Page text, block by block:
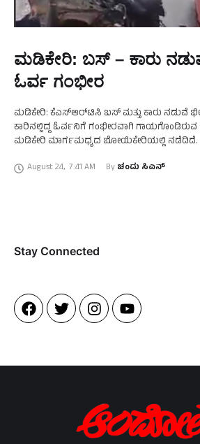
ಮಡಿಕೇರಿ: ಬಸ್ – ಕಾರು
ಓರ್ವ ಗಂಭೀರ
ಮಡಿಕೇರಿ: ಕೆಎಸ್‌ಆರ್‌ಟಿಸಿ ಬಸ್‌ ಮತ್ತು ಕಾರು ನಡುವೆ
ಕಾರಿನಲ್ಲಿದ್ದ ಓರ್ವನಿಗೆ ಗಂಭೀರವಾಗಿ
ಮಡಿಕೇರಿ ಮಾರ್ಗಮಧ್ಯದ ಬೋಯಿಕೇರಿಯಲ್ಲಿ ನಡೆದಿದೆ.
August 24, 7:41 AM By ಚಂದು ಸಿಎನ್
Stay Connected​